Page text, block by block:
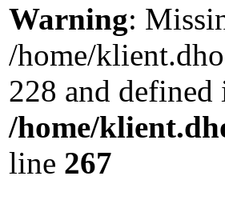
Warning:
/home/
228 and defined
/home/
line 267